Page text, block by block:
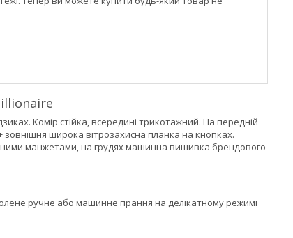
Комір стійка, всередині трикотажний. На передній
зовнішня широка вітрозахисна планка на кнопках.
манжетами, на грудях машинна вишивка брендового
ручне або машинне прання на делікатному режимі